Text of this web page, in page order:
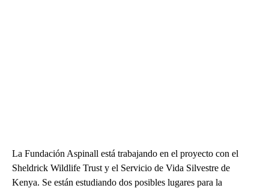
La Fundación Aspinall está trabajando en el proyecto con el
Sheldrick Wildlife Trust y el Servicio de Vida Silvestre de
Kenya. Se están estudiando dos posibles lugares para la